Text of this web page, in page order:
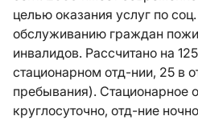
целью оказания услуг по
обслуживанию граждан
инвалидов. Рассчитано на
стационарном отд-нии, 25 в
пребывания). Стационарное
круглосуточно, отд-ние